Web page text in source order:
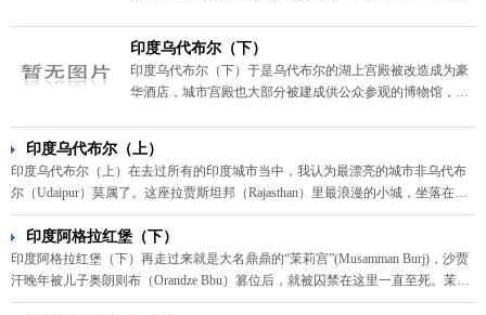
印度乌代布尔（下）
印度乌代布尔（下）于是乌代布尔的湖上宫殿被改造成为豪
华酒店，城市宫殿也大部分被建成供公众参观的博物馆，只
所。
印度乌代布尔（上）
印度乌代布尔（上）在去过所有的印度城市当中，我认为最漂亮的城市非乌代布
尔（Udaipur）莫属了。这座拉贾斯坦邦（Rajasthan）里最浪漫的小城，坐落在美
丽的皮秋拉湖（Lake Pichola）畔，以湖光山色的景色享有“湖城”的美誉。和印度
大部分的城市脏乱相比，乌代布尔这个充满诗情画意的风光旖旎之地，更是独具
浪漫的色彩。
印度阿格拉红堡（下）
印度阿格拉红堡（下）再走过来就是大名鼎鼎的“茉莉宫”(Musamman Burj)，沙贾
汗晚年被儿子奥朗则布（Orandze Bbu）篡位后，就被囚禁在这里一直至死。茉莉
宫的宫殿通体都是白色，所有的廊柱和墙上到处都镶嵌着茉莉花的图案，因此而